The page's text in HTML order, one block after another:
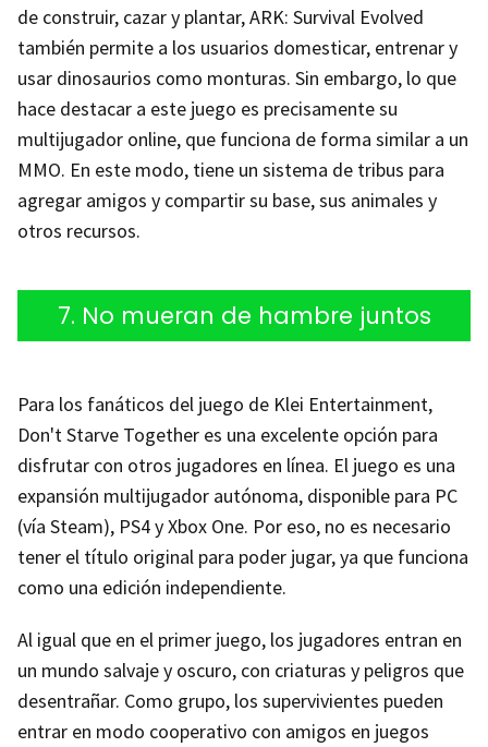
de construir, cazar y plantar, ARK: Survival Evolved
también permite a los usuarios domesticar, entrenar y
usar dinosaurios como monturas. Sin embargo, lo que
hace destacar a este juego es precisamente su
multijugador online, que funciona de forma similar a un
MMO. En este modo, tiene un sistema de tribus para
agregar amigos y compartir su base, sus animales y
otros recursos.
7. No mueran de hambre juntos
Para los fanáticos del juego de Klei Entertainment,
Don't Starve Together es una excelente opción para
disfrutar con otros jugadores en línea. El juego es una
expansión multijugador autónoma, disponible para PC
(vía Steam), PS4 y Xbox One. Por eso, no es necesario
tener el título original para poder jugar, ya que funciona
como una edición independiente.
Al igual que en el primer juego, los jugadores entran en
un mundo salvaje y oscuro, con criaturas y peligros que
desentrañar. Como grupo, los supervivientes pueden
entrar en modo cooperativo con amigos en juegos